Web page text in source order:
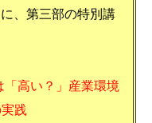
、第三部の特別講
高い？」産業環境
践